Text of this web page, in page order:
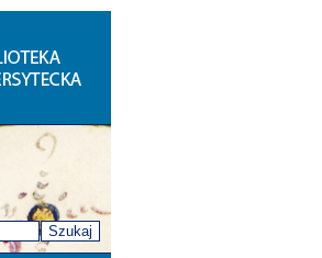
Szukaj